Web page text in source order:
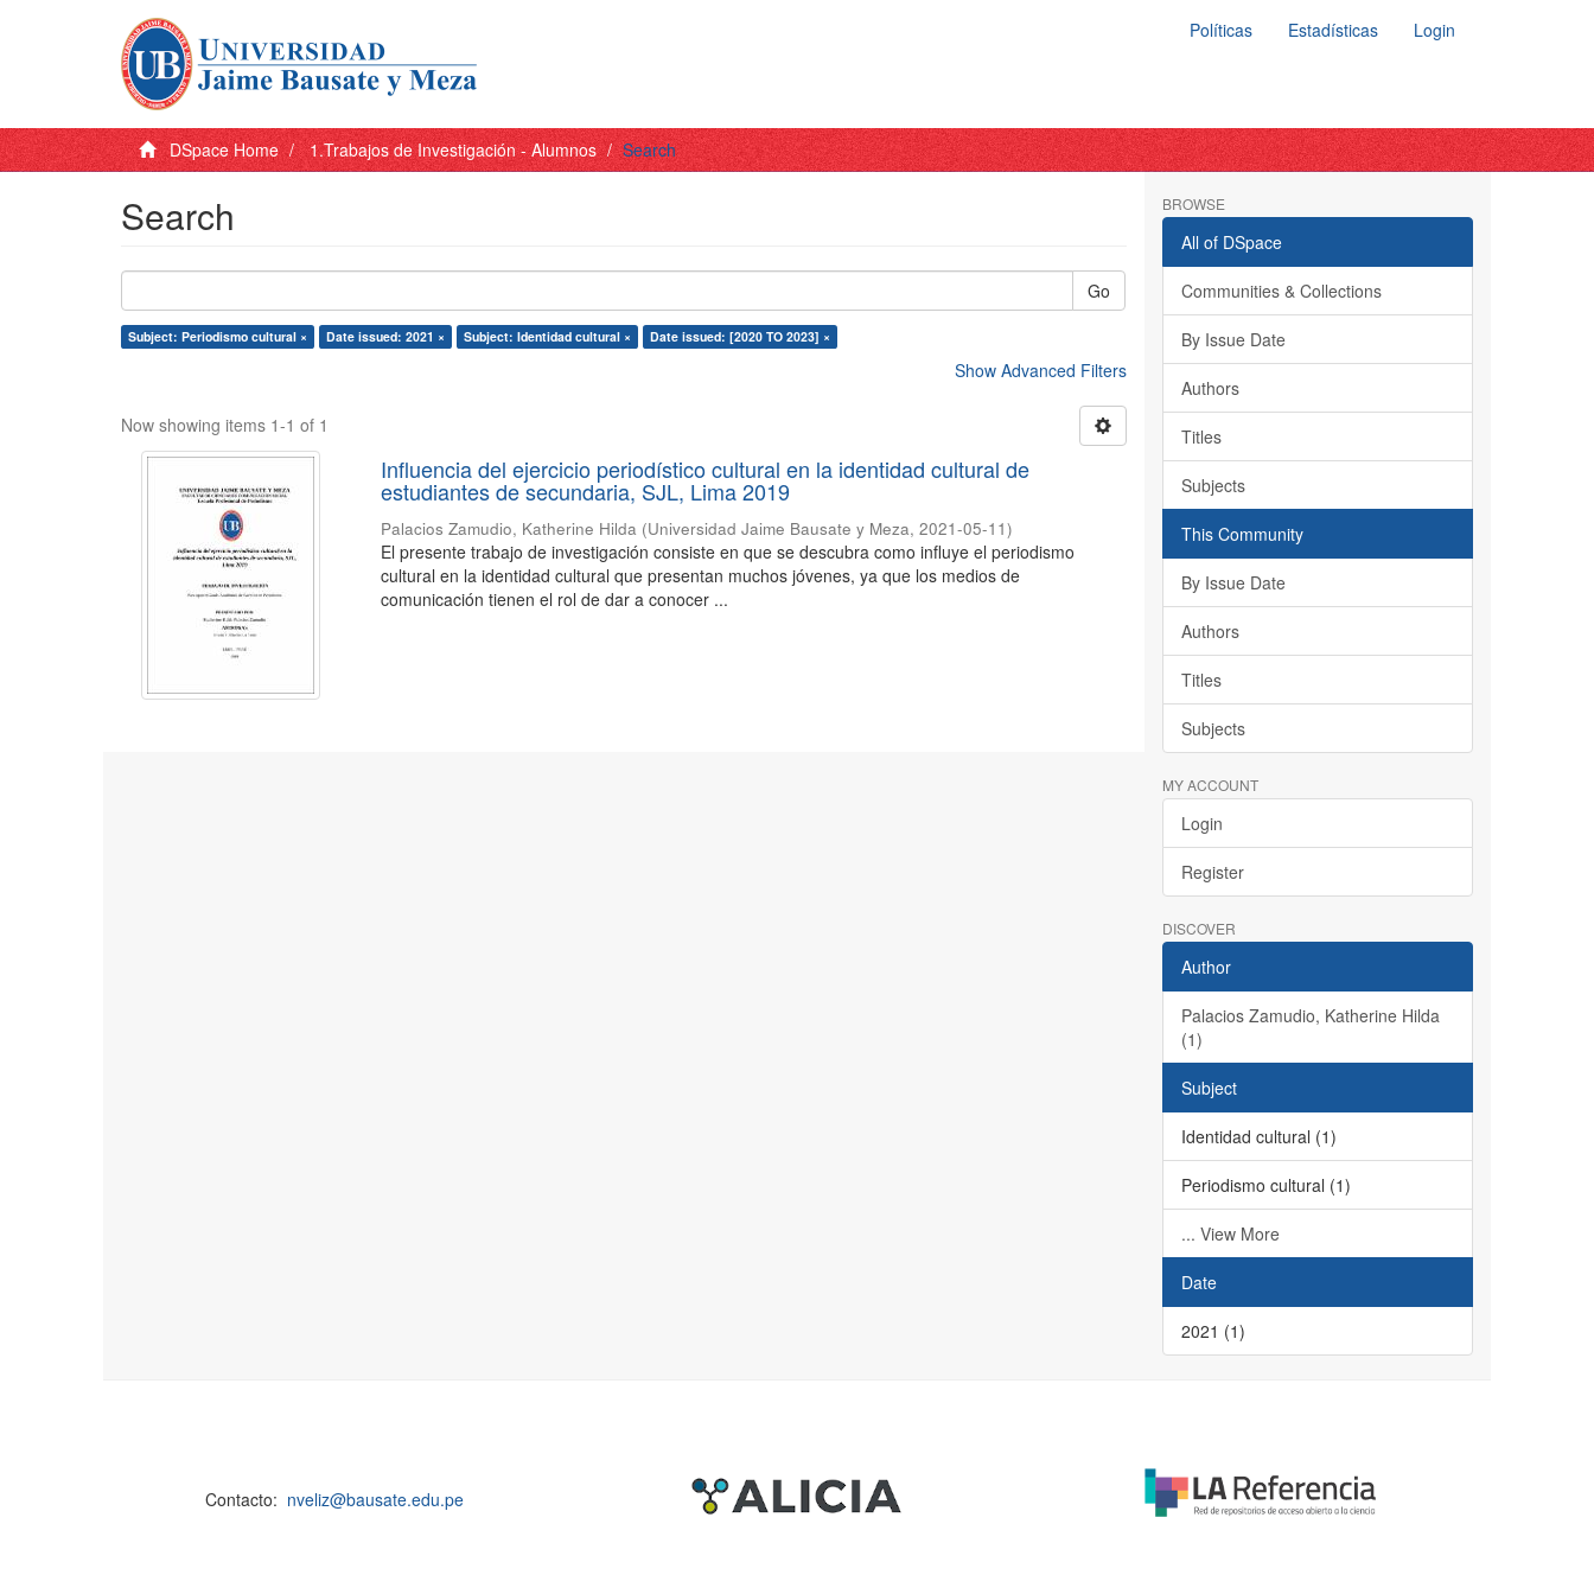
Políticas Estadísticas Login
DSpace Home 1.Trabajos de Investigación - Alumnos Search
Search
Go
Subject: Periodismo cultural × Date issued: 2021 × Subject: Identidad cultural × Date issued: [2020 TO 2023] ×
Show Advanced Filters
Now showing items 1-1 of 1
Influencia del ejercicio periodístico cultural en la identidad cultural de
estudiantes de secundaria, SJL, Lima 2019
Palacios Zamudio, Katherine Hilda (Universidad Jaime Bausate y Meza,2021-05-11)
El presente trabajo de investigación consiste en que se descubra como influye el periodismo
cultural en la identidad cultural que presentan muchos jóvenes, ya que los medios de
comunicación tienen el rol de dar a conocer ...
BROWSE
All of DSpace
Communities & Collections
By Issue Date
Authors
Titles
Subjects
This Community
By Issue Date
Authors
Titles
Subjects
MY ACCOUNT
Login
Register
DISCOVER
Author
Palacios Zamudio, Katherine Hilda
(1)
Subject
Identidad cultural (1)
Periodismo cultural (1)
... View More
Date
2021 (1)
Contacto: nveliz@bausate.edu.pe